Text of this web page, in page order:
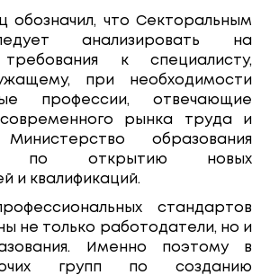
обозначил, что Секторальным
анализировать на
требования к специалисту,
при необходимости
профессии, отвечающие
рынка труда и
образования
по открытию новых
и квалификаций.
стандартов
не только работодатели, но и
Именно поэтому в
групп по созданию